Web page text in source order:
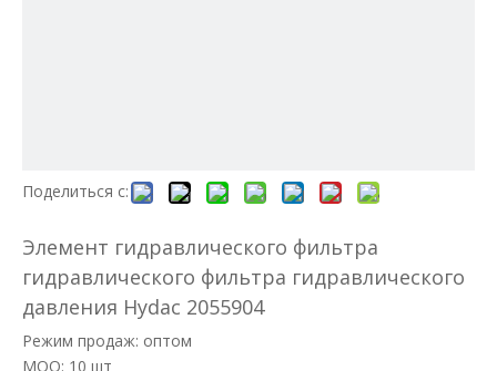
Поделиться с:
Элемент гидравлического фильтра
гидравлического фильтра гидравлического
давления Hydac 2055904
Режим продаж: оптом
MOQ: 10 шт